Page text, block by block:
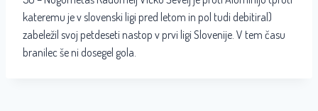
kateremu je v slovenski ligi pred letom in pol tudi debitiral)
zabeležil svoj petdeseti nastop v prvi ligi Slovenije. V tem času
branilec še ni dosegel gola.